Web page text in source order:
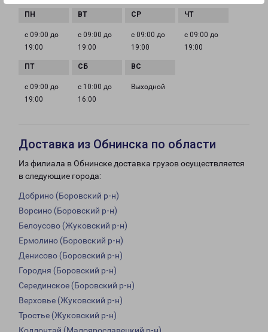
с 09:00 до
19:00
с 09:00 до
19:00
с 09:00 до
19:00
с 09:00 до
19:00
с 09:00 до
19:00
с 10:00 до
16:00
Выходной
Доставка из Обнинска по области
Из филиала в Обнинске доставка грузов осуществляется
в следующие города:
Добрино (Боровский р-н)
Ворсино (Боровский р-н)
Белоусово (Жуковский р-н)
Ермолино (Боровский р-н)
Денисово (Боровский р-н)
Городня (Боровский р-н)
Серединское (Боровский р-н)
Верховье (Жуковский р-н)
Тростье (Жуковский р-н)